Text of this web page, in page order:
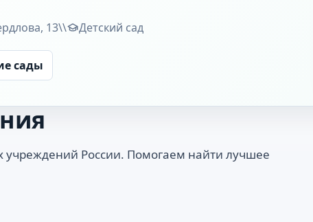
13\\ Детский сад
сады
России. Помогаем найти лучшее